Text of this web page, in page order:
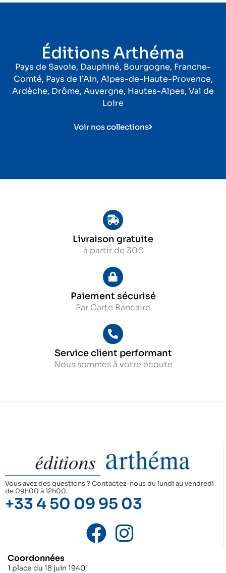
Éditions Arthéma
Pays de Savoie, Dauphiné, Bourgogne, Franche-
Comté, Pays de l’Ain, Alpes-de-Haute-Provence,
Ardèche, Drôme, Auvergne, Hautes-Alpes, Val de
Loire
Voir nos collections
Livraison gratuite
à partir de 30€
Paiement sécurisé
Par Carte Bancaire
Service client performant
Nous sommes à votre écoute
Vous avez des questions ? Contactez-nous du lundi au vendredi
de 09h00 à 12h00.
+33 4 50 09 95 03
Coordonnées
1 place du 18 juin 1940